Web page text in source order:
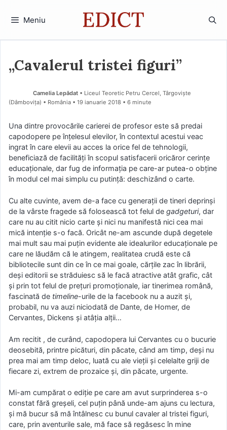
Meniu
„Cavalerul tristei figuri”
Camelia Lepădat • Liceul Teoretic Petru Cercel, Târgoviște
(Dâmboviţa) • România
19 ianuarie 2018 • 6 minute
Una dintre provocările carierei de profesor este să predai
capodopere pe înțelesul elevilor, în contextul acestui veac
ingrat în care elevii au acces la orice fel de tehnologii,
beneficiază de facilități în scopul satisfacerii oricăror cerințe
educaționale, dar fug de informația pe care-ar putea-o obține
în modul cel mai simplu cu putință: deschizând o carte.
Cu alte cuvinte, avem de-a face cu generații de tineri deprinși
de la vârste fragede să folosească tot felul de gadgeturi, dar
care nu au citit nicio carte și nici nu manifestă nici cea mai
mică intenție s-o facă. Oricât ne-am ascunde după degetele
mai mult sau mai puțin evidente ale idealurilor educaționale pe
care ne lăudăm că le atingem, realitatea crudă este că
bibliotecile sunt din ce în ce mai goale, cărțile zac în librării,
deși editorii se străduiesc să le facă atractive atât grafic, cât
și prin tot felul de prețuri promoționale, iar tinerimea română,
fascinată de timeline-urile de la facebook nu a auzit și,
probabil, nu va auzi niciodată de Dante, de Homer, de
Cervantes, Dickens și atâția alții…
Am recitit , de curând, capodopera lui Cervantes cu o bucurie
deosebită, printre picături, din păcate, când am timp, deși nu
prea mai am timp deloc, luată cu ale vieții și celelalte griji de
fiecare zi, extrem de prozaice și, din păcate, urgente.
Mi-am cumpărat o ediție pe care am avut surprinderea s-o
constat fără greșeli, cel puțin până unde-am ajuns cu lectura,
și mă bucur să mă întâlnesc cu bunul cavaler al tristei figuri,
care, prin aventurile sale, mă face să regăsesc în mine